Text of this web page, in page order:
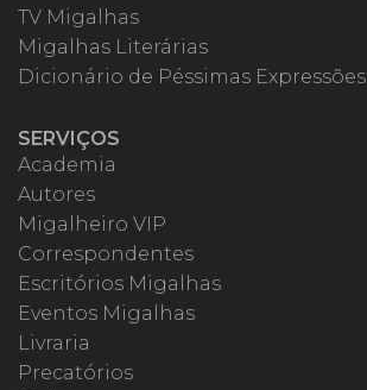
TV Migalhas
Migalhas Literárias
Dicionário de Péssimas Expressões
SERVIÇOS
Academia
Autores
Migalheiro VIP
Correspondentes
Escritórios Migalhas
Eventos Migalhas
Livraria
Precatórios